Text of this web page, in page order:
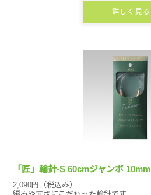
詳しく見る
「匠」輪針-S 60cmジャンボ 10mm
2,090円（税込み）